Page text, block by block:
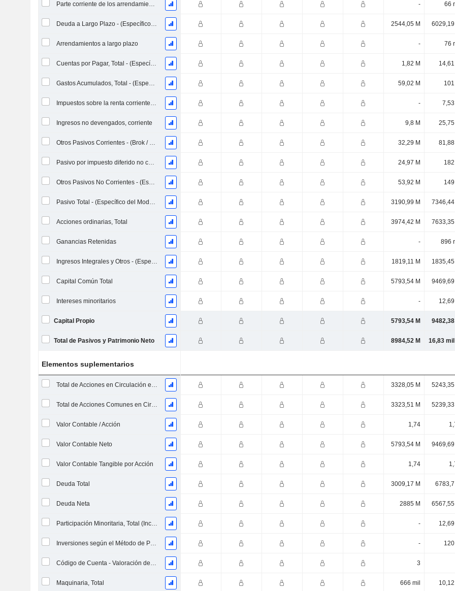
Parte corriente de los arrendamientos - 66
Deuda a Largo Plazo - (Específico del Modelo) 2544,05 M 6029,19
Arrendamientos a largo plazo - 76
Cuentas por Pagar, Total - (Específico del Modelo) 1,82 M 14,61
Gastos Acumulados, Total - (Específico del Modelo) 59,02 M 101
Impuestos sobre la renta corrientes a pagar - 7,53
Ingresos no devengados, corriente 9,8 M 25,75
Otros Pasivos Corrientes - (Brok / FS / Ins. / Plantilla REIT) 32,29 M 81,88
Pasivo por impuesto diferido no corriente - (Específico del modelo) 24,97 M 182
Otros Pasivos No Corrientes - (Específico del Modelo) 53,92 M 149
Pasivo Total - (Específico del Modelo) 3190,99 M 7346,44
Acciones ordinarias, Total 3974,42 M 7633,35
Ganancias Retenidas - 896
Ingresos Integrales y Otros - (Específico de la Plantilla) 1819,11 M 1835,45
Capital Común Total 5793,54 M 9469,69
Intereses minoritarios - 12,69
Capital Propio 5793,54 M 9482,38
Total de Pasivos y Patrimonio Neto 8984,52 M 16,83 mil
Elementos suplementarios
Total de Acciones en Circulación en la Fecha de Presentación 3328,05 M 5243,35
Total de Acciones Comunes en Circulación 3323,51 M 5239,33
Valor Contable / Acción 1,74
Valor Contable Neto 5793,54 M 9469,69
Valor Contable Tangible por Acción 1,74
Deuda Total 3009,17 M 6783,7
Deuda Neta 2885 M 6567,55
Participación Minoritaria, Total (Incl. Div. Fin) - 12,69
Inversiones según el Método de Participación, Total - 120
Código de Cuenta - Valoración de Inventario 3
Maquinaria, Total 666 mil 10,12